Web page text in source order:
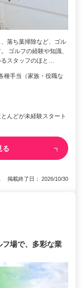
落ち葉掃除など、ゴル
ゴルフの経験や知識、
るスタッフのほと…
種手当（家族・役職な
んどが未経験スタート
る
掲載終了日： 2026/10/30
フ場で、多彩な業